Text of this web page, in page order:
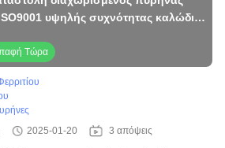
υψηλής συχνότητας καλώδιο
Τώρα
2025-01-20 3 απόψεις